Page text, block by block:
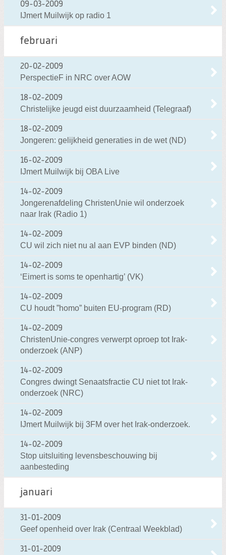
09-03-2009
IJmert Muilwijk op radio 1
februari
20-02-2009
PerspectieF in NRC over AOW
18-02-2009
Christelijke jeugd eist duurzaamheid (Telegraaf)
18-02-2009
Jongeren: gelijkheid generaties in de wet (ND)
16-02-2009
IJmert Muilwijk bij OBA Live
14-02-2009
Jongerenafdeling ChristenUnie wil onderzoek
naar Irak (Radio 1)
14-02-2009
CU wil zich niet nu al aan EVP binden (ND)
14-02-2009
‘Eimert is soms te openhartig’ (VK)
14-02-2009
CU houdt ”homo” buiten EU-program (RD)
14-02-2009
ChristenUnie-congres verwerpt oproep tot Irak-
onderzoek (ANP)
14-02-2009
Congres dwingt Senaatsfractie CU niet tot Irak-
onderzoek (NRC)
14-02-2009
IJmert Muilwijk bij 3FM over het Irak-onderzoek.
14-02-2009
Stop uitsluiting levensbeschouwing bij
aanbesteding
januari
31-01-2009
Geef openheid over Irak (Centraal Weekblad)
31-01-2009